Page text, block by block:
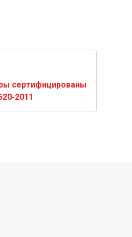
сертифицированы
2011